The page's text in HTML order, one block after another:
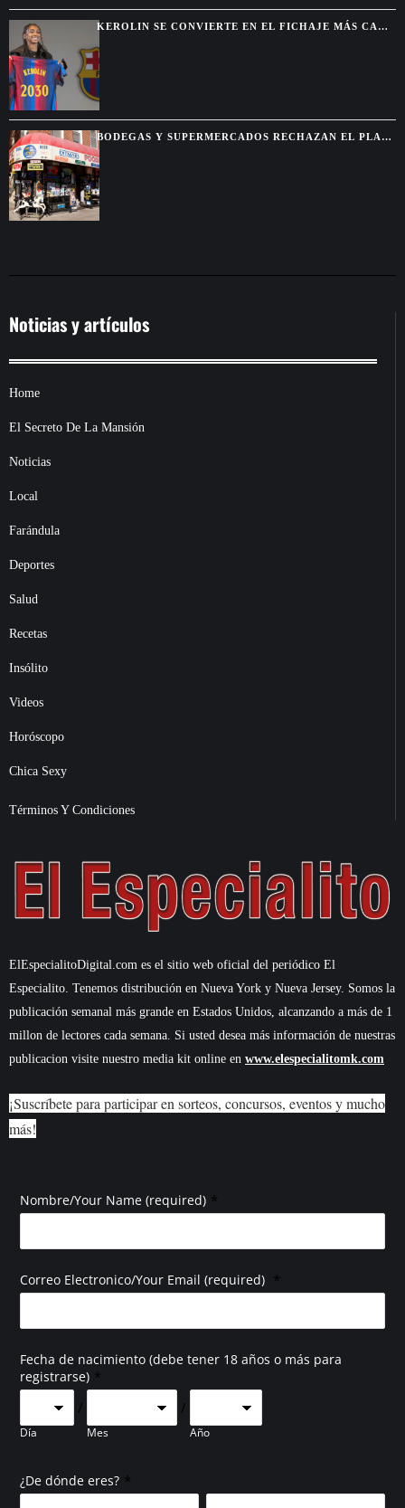
KEROLIN SE CONVIERTE EN EL FICHAJE MÁS CARO
BODEGAS Y SUPERMERCADOS RECHAZAN EL PLAN
MUNICIPAL DE MAMDANI
Noticias y artículos
Home
El Secreto De La Mansión
Noticias
Local
Farándula
Deportes
Salud
Recetas
Insólito
Videos
Horóscopo
Chica Sexy
Términos Y Condiciones
ElEspecialitoDigital.com es el sitio web oficial del periódico El
Especialito. Tenemos distribución en Nueva York y Nueva Jersey. Somos la
publicación semanal más grande en Estados Unidos, alcanzando a más de 1
millon de lectores cada semana. Si usted desea más información de nuestras
publicacion visite nuestro media kit online en www.elespecialitomk.com
¡Suscríbete para participar en sorteos, concursos, eventos y mucho
más!
Nombre/Your Name (required) *
Correo Electronico/Your Email (required) *
Fecha de nacimiento (debe tener 18 años o más para
registrarse) *
Día
/
Mes
/
Año
¿De dónde eres? *